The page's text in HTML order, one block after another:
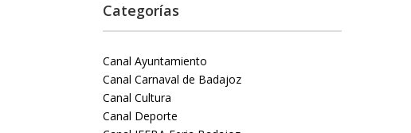
Categorías
Canal Ayuntamiento
Canal Carnaval de Badajoz
Canal Cultura
Canal Deporte